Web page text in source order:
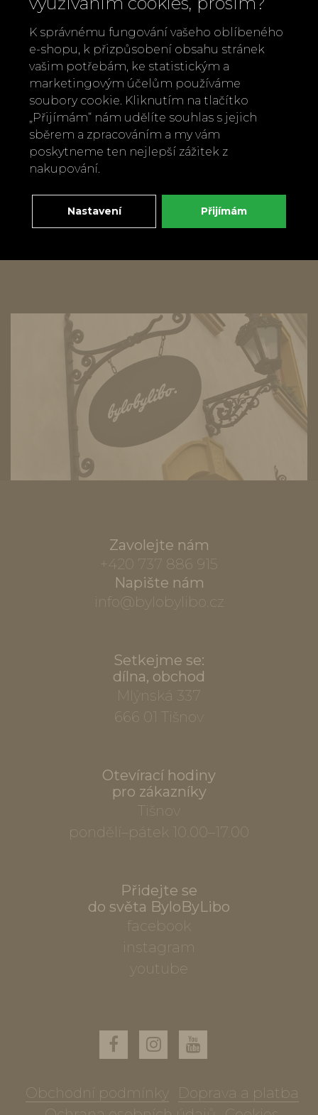
Popis produktu:
Autorský porcelán
Autorka: Radka Linhartová
Vyrobeno v České republice
Materiál: porcelán, platina
Výška 6 cm, průměr 7 cm, délka včetně
ucha 12 cm, 100 ml
Doporučit
Zavolejte nám
+420 737 886 915
Napište nám
info@bylobylibo.cz
Setkejme se:
dílna, obchod
Mlýnská 337
666 01 Tišnov
Otevírací hodiny
pro zákazníky
Tišnov
pondělí–pátek 10.00–17.00
Přidejte se
do světa ByloByLibo
facebook
instagram
youtube
Obchodní podmínky
Doprava a platba
K správnému fungování vašeho oblíbeného
e-shopu, k přizpůsobení obsahu stránek
vašim potřebám, ke statistickým a
marketingovým účelům používáme
soubory cookie. Kliknutím na tlačítko
„Přijímám“ nám udělíte souhlas s jejich
sběrem a zpracováním a my vám
poskytneme ten nejlepší zážitek z
nakupování.
Nastavení Přijímám